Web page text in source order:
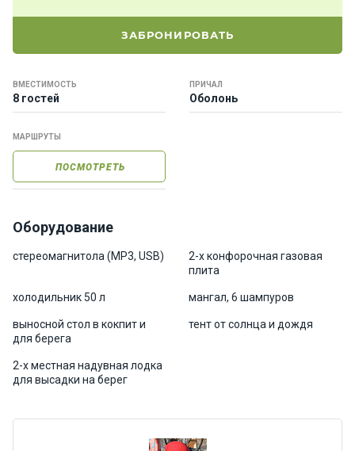
ЗАБРОНИРОВАТЬ
ВМЕСТИМОСТЬ
8 гостей
ПРИЧАЛ
Оболонь
МАРШРУТЫ
ПОСМОТРЕТЬ
Оборудование
стереомагнитола (MP3, USB)
2-х конфорочная газовая
плита
холодильник 50 л мангал, 6 шампуров
выносной стол в кокпит и
для берега
тент от солнца и дождя
2-х местная надувная лодка
для высадки на берег
т
е
р
О нас
Програ
ммы
отдыха
Подаро
сертиф